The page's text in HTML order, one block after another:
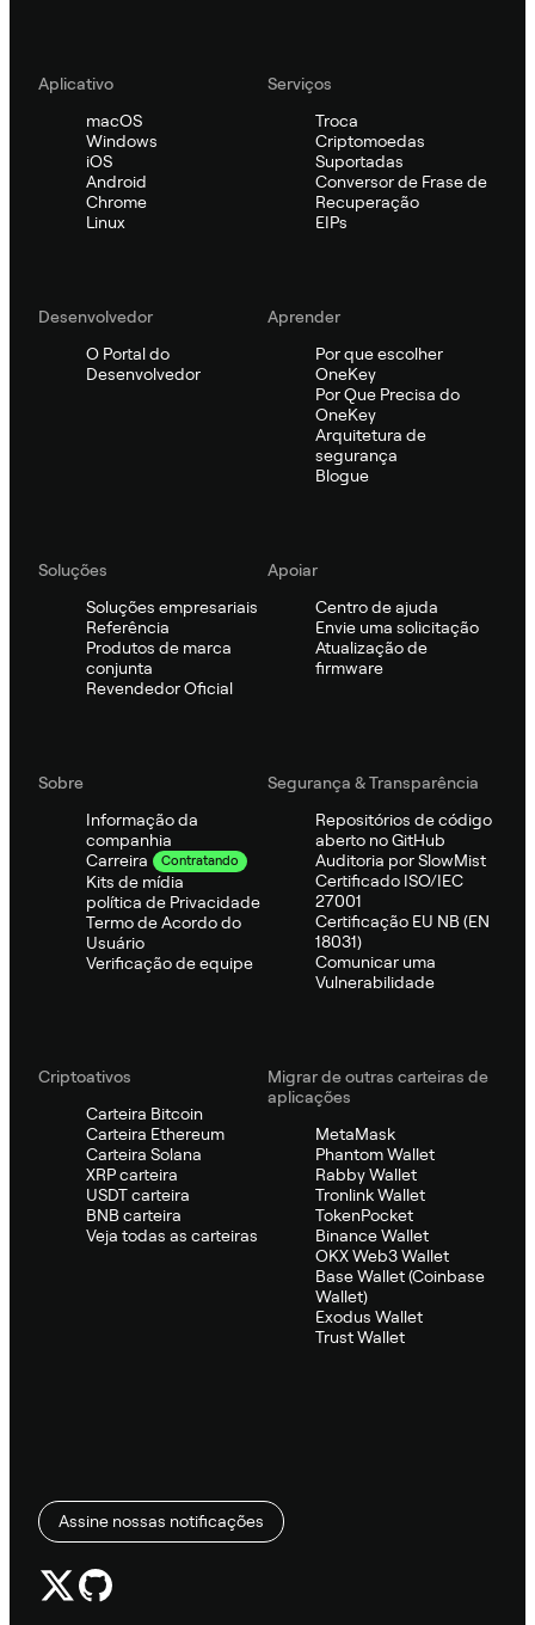
Aplicativo
macOS
Windows
iOS
Android
Chrome
Linux
Serviços
Troca
Criptomoedas
Suportadas
Conversor de Frase de
Recuperação
EIPs
Desenvolvedor
O Portal do
Desenvolvedor
Aprender
Por que escolher
OneKey
Por Que Precisa do
OneKey
Arquitetura de
segurança
Blogue
Soluções
Soluções empresariais
Referência
Produtos de marca
conjunta
Revendedor Oficial
Apoiar
Centro de ajuda
Envie uma solicitação
Atualização de
firmware
Sobre
Informação da
companhia
Carreira
Contratando
Kits de mídia
política de Privacidade
Termo de Acordo do
Usuário
Verificação de equipe
Segurança & Transparência
Repositórios de código
aberto no GitHub
Auditoria por SlowMist
Certificado ISO/IEC
27001
Certificação EU NB (EN
18031)
Comunicar uma
Vulnerabilidade
Criptoativos
Carteira Bitcoin
Carteira Ethereum
Carteira Solana
XRP carteira
USDT carteira
BNB carteira
Veja todas as carteiras
Migrar de outras carteiras de
aplicações
MetaMask
Phantom Wallet
Rabby Wallet
Tronlink Wallet
TokenPocket
Binance Wallet
OKX Web3 Wallet
Base Wallet (Coinbase
Wallet)
Exodus Wallet
Trust Wallet
Assine nossas notificações